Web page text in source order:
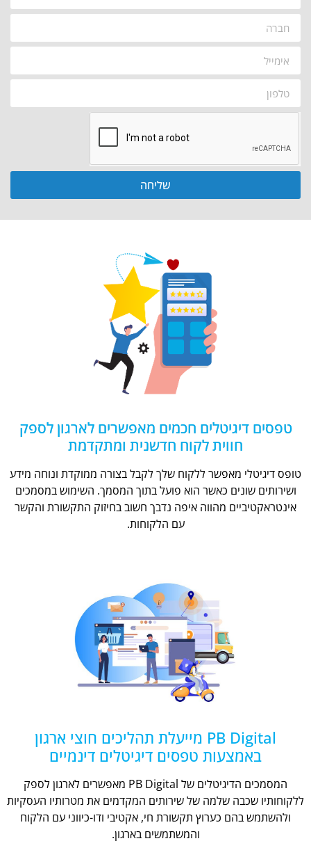
שליחה
טפסים דיגיטלים חכמים מאפשרים לארגון לספק
חווית לקוח חדשנית ומתקדמת
טופס דיגיטלי מאפשר ללקוח שלך לקבל בצורה ממוקדת ונוחה מידע
ושירותים שונים כאשר הוא פועל בתוך המסמך. השימוש במסמכים
אינטראקטיביים מהווה איפה נדבך חשוב בחיזוק התקשורת והקשר
עם הלקוחות.
PB Digital מייעלת תהליכים חוצי ארגון
באמצעות טפסים דיגיטלים דינמיים
המסמכים הדיגיטלים של PB Digital מאפשרים לארגון לספק
ללקוחותיו שכבה שלמה של שירותים המקדמים את מטרותיו העסקיות
ולהשתמש בהם כערוץ תקשורת חי, אקטיבי ודו-כיווני עם הלקוח
והמשתמשים בארגון.